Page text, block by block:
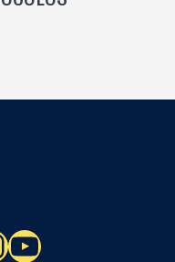
YouTube